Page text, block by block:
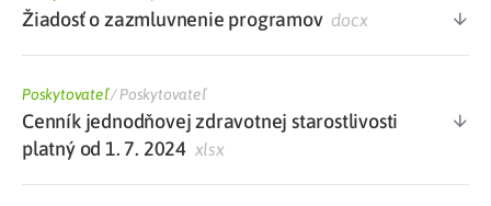
Žiadosť o zazmluvnenie programovdocx
Poskytovateľ/Poskytovateľ
Cenník jednodňovej zdravotnej starostlivosti
platný od 1. 7. 2024 xlsx